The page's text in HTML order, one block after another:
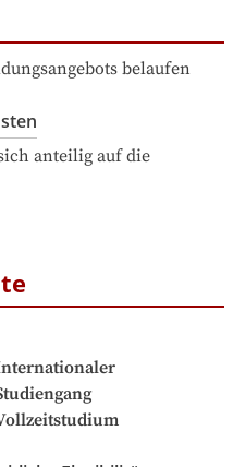
belaufen
anteilig auf die